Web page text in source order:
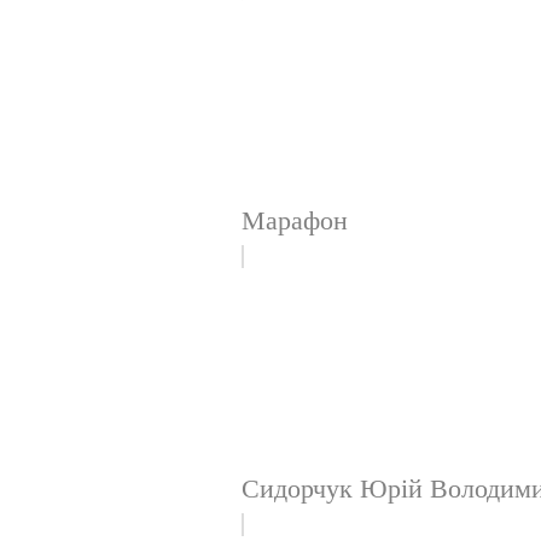
Марафон
Сидорчук Юрій